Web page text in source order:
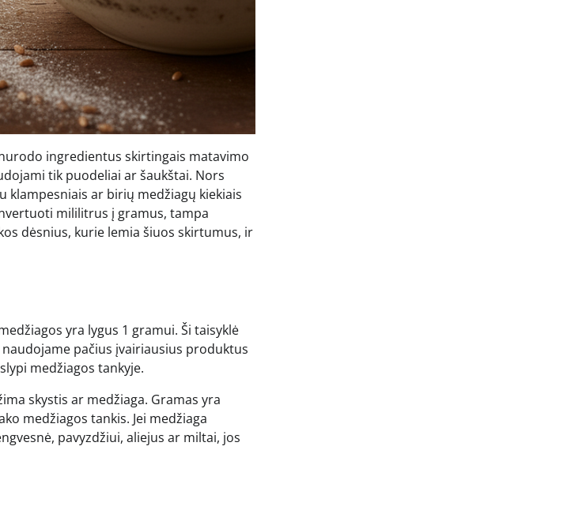
ingredientus skirtingais matavimo
tik puodeliai ar šaukštai. Nors
klampesniais ar birių medžiagų kiekiais
mililitrus į gramus, tampa
dėsnius, kurie lemia šiuos skirtumus, ir
yra lygus 1 gramui. Ši taisyklė
pačius įvairiausius produktus
medžiagos tankyje.
skystis ar medžiaga. Gramas yra
medžiagos tankis. Jei medžiaga
pavyzdžiui, aliejus ar miltai, jos